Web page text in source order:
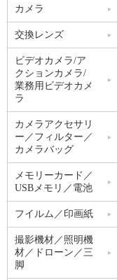
カメラ
交換レンズ
ビデオカメラ/ア
クションカメラ/
業務用ビデオカメ
ラ
カメラアクセサリ
ー／フィルター／
カメラバッグ
メモリーカード／
USBメモリ／電池
フイルム／印画紙
撮影機材／照明機
材／ドローン／三
脚